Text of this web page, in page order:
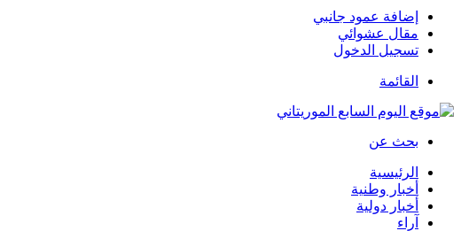
إضافة عمود جانبي
مقال عشوائي
تسجيل الدخول
القائمة
بحث عن
الرئيسية
أخبار وطنية
أخبار دولية
آراء